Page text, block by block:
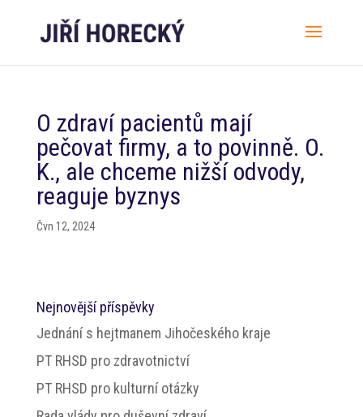
O zdraví pacientů mají
pečovat firmy, a to povinně. O.
K., ale chceme nižší odvody,
reaguje byznys
Čvn 12, 2024
Nejnovější příspěvky
Jednání s hejtmanem Jihočeského kraje
PT RHSD pro zdravotnictví
PT RHSD pro kulturní otázky